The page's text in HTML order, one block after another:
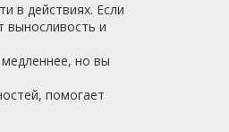
в действиях. Если
выносливость и
но вы
помогает